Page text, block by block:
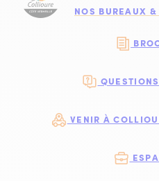
NOS BUREAUX &
VENIR À